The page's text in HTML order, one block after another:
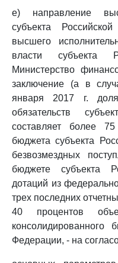
е) направление
субъекта
высшего
власти субъекта
Министерство
заключение (а в
января 2017 г.
обязательств
составляет более
бюджета субъекта
безвозмездных
бюджете субъекта
дотаций из
трех последних
40 процентов
консолидированного
Федерации, - на